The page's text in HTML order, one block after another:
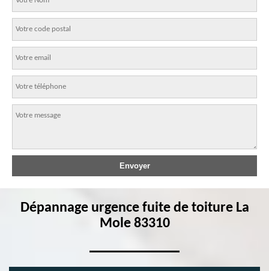
Dépannage urgence fuite de toiture La
Mole 83310